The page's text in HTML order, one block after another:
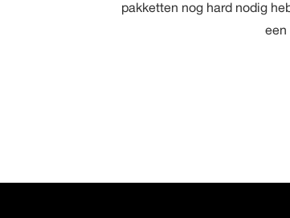
pakketten nog hard nodig
een